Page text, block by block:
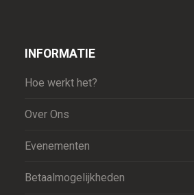
INFORMATIE
Hoe werkt het?
Over Ons
Evenementen
Betaalmogelijkheden